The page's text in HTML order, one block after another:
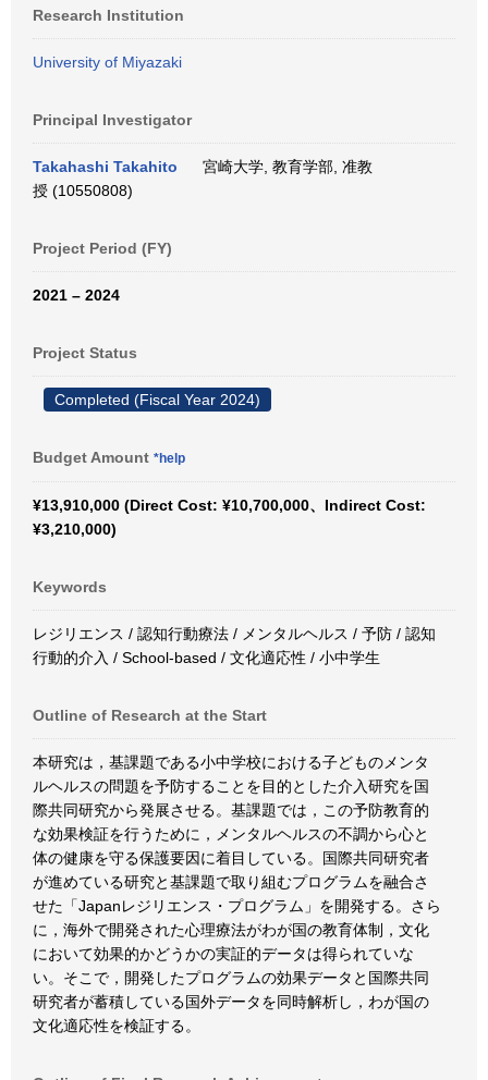
Research Institution
University of Miyazaki
Principal Investigator
Takahashi Takahito
宮崎大学, 教育学部, 准教
授 (10550808)
Project Period (FY)
2021 – 2024
Project Status
Completed (Fiscal Year 2024)
Budget Amount *help
¥13,910,000 (Direct Cost: ¥10,700,000、Indirect Cost:
¥3,210,000)
Keywords
レジリエンス / 認知行動療法 / メンタルヘルス / 予防 / 認知
行動的介入 / School-based / 文化適応性 / 小中学生
Outline of Research at the Start
本研究は，基課題である小中学校における子どものメンタ
ルヘルスの問題を予防することを目的とした介入研究を国
際共同研究から発展させる。基課題では，この予防教育的
な効果検証を行うために，メンタルヘルスの不調から心と
体の健康を守る保護要因に着目している。国際共同研究者
が進めている研究と基課題で取り組むプログラムを融合さ
せた「Japanレジリエンス・プログラム」を開発する。さら
に，海外で開発された心理療法がわが国の教育体制，文化
において効果的かどうかの実証的データは得られていな
い。そこで，開発したプログラムの効果データと国際共同
研究者が蓄積している国外データを同時解析し，わが国の
文化適応性を検証する。